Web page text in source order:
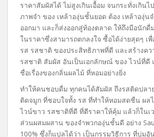
ราคาสัมผัสได้ ไม่สูงเกินเอื้อม จนกระทั่งเกินไ
ภาพจำ ของ เหล้าองุ่นชั้นยอด ต้อง เหล้าองุ่น
ออกมา และก็ส่งออกสู่ท้องตลาด ให้ถึงมือนักดื่
ในราคาซึ่งสามารถตกลงใจ ซื้อได้ง่ายสุดๆ เ
รส รสชาติ ของประสิทธิภาพที่ดี และสร้างคว
รสชาติ สัมผัส อันเป็นเอกลักษณ์ ของ ไวน์ที่ดี
ชื่อเรื่องของกลิ่นผลไม้ ที่หอมอย่างยิ่ง
ทำให้คนชอบดื่ม ทุกคนได้สัมผัส ถึงรสติดปลา
ติดจมูก ที่ชอบใจทั้ง รส ที่ทำให้หอมสดชื่น ผล
ไวน์ขาว รสชาติที่ดี ที่ตีราคาให้คุ้ม แล้วก็ในเ
ส่วนผสมผสาน ของจำพวกองุ่นชั้นดี อย่าง
100% ซึ่งก็แปลได้ว่า เป็นกรรมวิธีการ ที่บ่ม